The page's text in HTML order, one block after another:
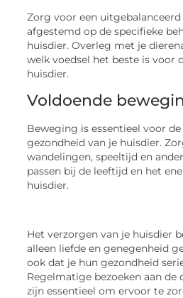
Zorg voor een
afgestemd op de specifieke
huisdier. Overleg met je
welk voedsel het beste is voor
huisdier.
Voldoende
Beweging is essentieel voor
gezondheid van je huisdier.
wandelingen, speeltijd en
passen bij de leeftijd en het
huisdier.
Het verzorgen van je huisdier
alleen liefde en genegenheid
ook dat je hun gezondheid
Regelmatige bezoeken aan de
zijn essentieel om ervoor te